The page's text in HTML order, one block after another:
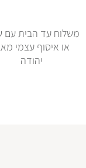
משלוח עד הבית עם
או איסוף עצמי
יהודה